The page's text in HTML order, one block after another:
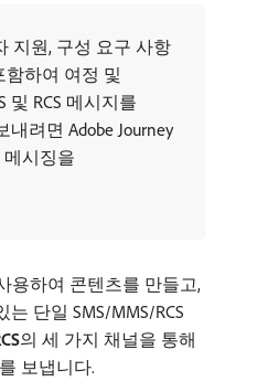
지원, 구성 요구 사항
함하여 여정 및
및 RCS 메시지를
려면 Adobe Journey
메시징을
용하여 콘텐츠를 만들고,
단일 SMS/MMS/RCS
​의 세 가지 채널을 통해
보냅니다.